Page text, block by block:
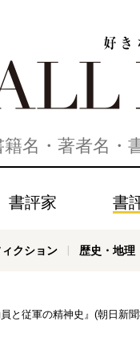
書評家 書
ィクション 歴史・地理
と従軍の精神史』(朝日新